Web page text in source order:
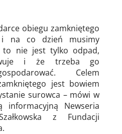
obiegu zamkniętego
na co dzień musimy
nie jest tylko odpad,
i że trzeba go
Celem
jest bowiem
surowca – mówi w
informacyjną Newseria
z Fundacji